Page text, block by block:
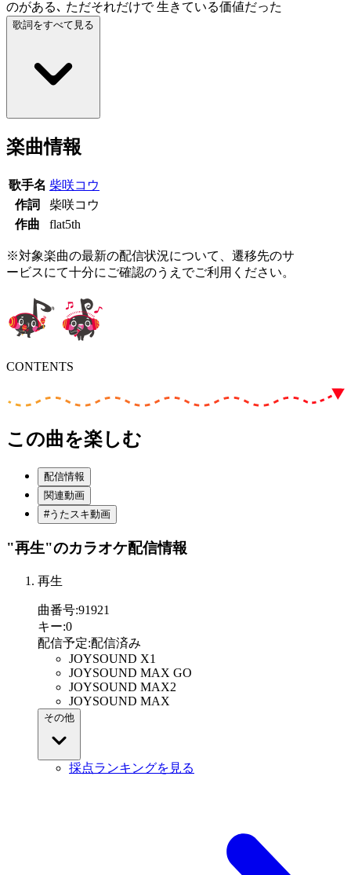
のがある､ ただそれだけで 生きている価値だった
歌詞をすべて見る
楽曲情報
歌手名 柴咲コウ
作詞
柴咲コウ
作曲
flat5th
※対象楽曲の最新の配信状況について、遷移先のサ
ービスにて十分にご確認のうえでご利用ください。
CONTENTS
この曲を楽しむ
配信情報
関連動画
#うたスキ動画
"再生"のカラオケ配信情報
再生
曲番号:91921
キー:0
配信予定:配信済み
JOYSOUND X1
JOYSOUND MAX GO
JOYSOUND MAX2
JOYSOUND MAX
その他
採点ランキングを見る